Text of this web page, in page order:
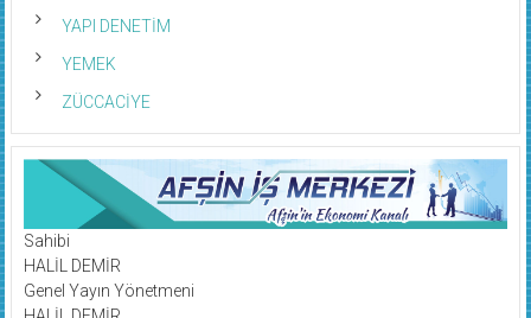
YAPI DENETİM
YEMEK
ZÜCCACİYE
Sahibi
HALİL DEMİR
Genel Yayın Yönetmeni